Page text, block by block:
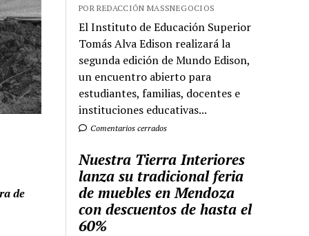
de
POR REDACCIÓN MASSNEGOCIOS
El Instituto de Educación Superior
Tomás Alva Edison realizará la
segunda edición de Mundo Edison,
un encuentro abierto para
estudiantes, familias, docentes e
instituciones educativas...
Comentarios cerrados
Nuestra Tierra Interiores
lanza su tradicional feria
de muebles en Mendoza
con descuentos de hasta el
60%